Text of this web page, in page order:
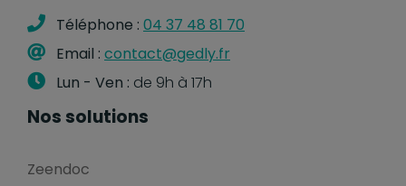
Téléphone : 04 37 48 81 70
Email : contact@gedly.fr
Lun - Ven : de 9h à 17h
Nos solutions
Zeendoc